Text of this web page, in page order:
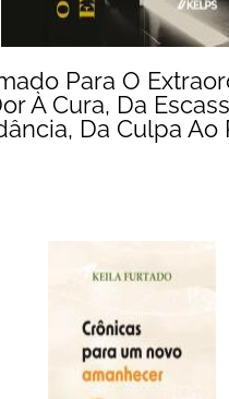
Para O
À Cura, Da
Da Culpa Ao